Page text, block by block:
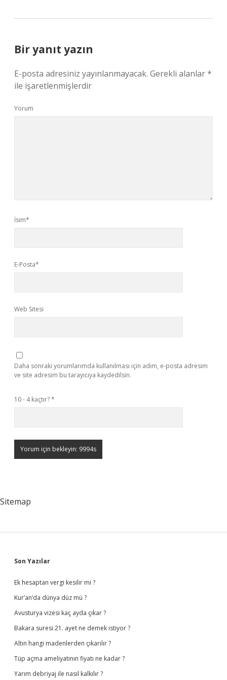
Bir yanıt yazın
E-posta adresiniz yayınlanmayacak. Gerekli alanlar*
ile işaretlenmişlerdir
Yorum
İsim*
E-Posta*
Web Sitesi
Daha sonraki yorumlarımda kullanılması için adım, e-posta adresim
ve site adresim bu tarayıcıya kaydedilsin.
10 - 4 kaçtır?*
Sitemap
Sidebar
Son Yazılar
Ek hesaptan vergi kesilir mi ?
Kur’an’da dünya düz mü ?
Avusturya vizesi kaç ayda çıkar ?
Bakara suresi 21. ayet ne demek istiyor ?
Altın hangi madenlerden çıkarılır ?
Tüp açma ameliyatının fiyatı ne kadar ?
Yarım debriyaj ile nasıl kalkılır ?